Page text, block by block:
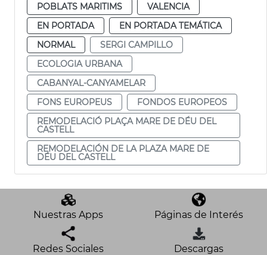
POBLATS MARITIMS
VALENCIA
EN PORTADA
EN PORTADA TEMÁTICA
NORMAL
SERGI CAMPILLO
ECOLOGIA URBANA
CABANYAL-CANYAMELAR
FONS EUROPEUS
FONDOS EUROPEOS
REMODELACIÓ PLAÇA MARE DE DÉU DEL
CASTELL
REMODELACIÓN DE LA PLAZA MARE DE
DÉU DEL CASTELL
Nuestras Apps Páginas de Interés
Redes Sociales Descargas